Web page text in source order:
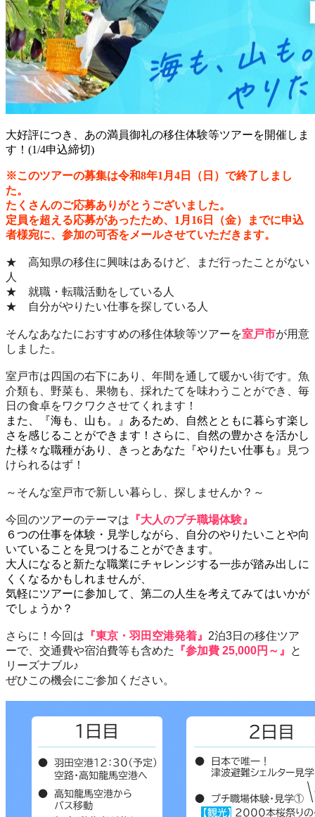
大好評につき、あの満員御礼の移住体験等ツアーを開催しま
す！(1/4申込締切)
※このツアーの募集は令和8年1月4日（日）で終了しまし
た。
たくさんのご応募ありがとうございました。
定員を超える応募があったため、1月16日（金）までに申込
者様宛に、参加の可否をメールさせていただきます。
★ 高知県の移住に興味はあるけど、まだ行ったことがない
人
★ 就職・転職活動をしている人
★ 自分がやりたい仕事を探している人
そんなあなたにおすすめの移住体験等ツアーを室戸市が用意
しました。
室戸市は四国の右下にあり、年間を通して暖かい街です。魚
介類も、野菜も、果物も、採れたてを味わうことができ、毎
日の食卓をワクワクさせてくれます！
また、
『海も、山も。』あるため、自然とともに暮らす楽し
さを感じることができます！さらに、自然の豊かさを活かし
た様々な職種があり、きっとあなた『やりたい仕事も』
見つ
けられるはず！
～そんな室戸市で新しい暮らし、探しませんか？～
今回のツアーのテーマは 『大人のプチ職場体験』
６つの仕事を体験・見学しながら、自分のやりたいことや向
いていることを見つけることができます。
大人になると新たな職業にチャレンジする一歩が踏み出しに
くくなるかもしれませんが、
気軽にツアーに参加して、第二の人生を考えてみてはいかが
でしょうか？
さらに！今回は 『東京・羽田空港発着』 2泊3日の移住ツア
ーで、交通費や宿泊費等も含めた
『参加費 25,000円～』
と
リーズナブル♪
ぜひこの機会にご参加ください。